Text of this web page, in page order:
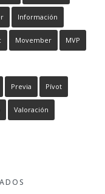
Información
Movember MVP
Previa Pívot
Valoración